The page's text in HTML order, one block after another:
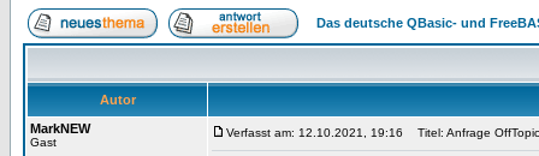
Das deutsche QBasic- und
Autor
MarkNEW
Gast
Verfasst am: 12.10.2021, 19:16 Titel: Anfrage